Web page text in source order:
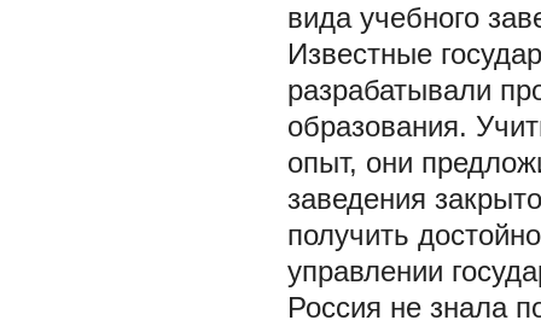
вида учебного
Известные
разрабатывали
образования.
опыт, они
заведения
получить
управлении
Россия не знала